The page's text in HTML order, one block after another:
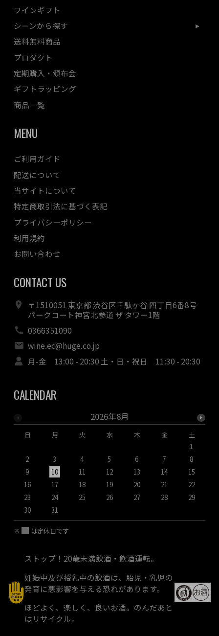
ワインギフト
シーンから探す
送料無料商品
プロダクト
定期購入・頒布会
ギフトラッピング
商品一覧
MENU
ご利用ガイド
配送について
当サイトについて
特定商取引法に基づく表記
プライバシーポリシー
利用規約
お問い合わせ
CONTACT US
〒1510051 東京都 渋谷区千駄ヶ谷 四丁目6番8号
パークコート神宮北参道 ザ タワー1階
0366351090
wine.ec@huge.co.jp
月-金 13:00 - 20:30 土・日・祝日 11:30 - 20:30
CALENDAR
2026年8月
日 月 火 水 木 金
土
1
2
3 4 5 6 7
8
9
10 11 12 13 14
15
16
17 18 19 20 21
22
23
24 25 26 27 28
29
30
31
※ は定休日です
ストップ！20歳未満飲酒・飲酒運転。
妊娠中及び授乳中の飲酒は、胎児・乳児の
発育に悪影響を与える恐れがあります。
ほどよく、楽しく、良いお酒。のんだあと
はリサイクル。